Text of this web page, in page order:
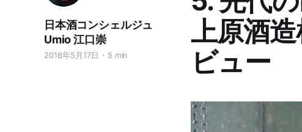
上原酒
ビュー
日本酒コンシェルジュ
Umio 江口崇
2016年5月17日 5 min